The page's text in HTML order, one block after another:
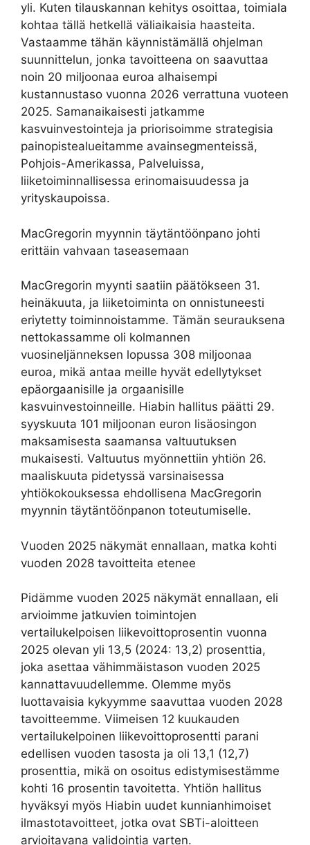
yli. Kuten tilauskannan kehitys osoittaa, toimiala
kohtaa tällä hetkellä väliaikaisia haasteita.
Vastaamme tähän käynnistämällä ohjelman
suunnittelun, jonka tavoitteena on saavuttaa
noin 20 miljoonaa euroa alhaisempi
kustannustaso vuonna 2026 verrattuna vuoteen
2025. Samanaikaisesti jatkamme
kasvuinvestointeja ja priorisoimme strategisia
painopistealueitamme avainsegmenteissä,
Pohjois-Amerikassa, Palveluissa,
liiketoiminnallisessa erinomaisuudessa ja
yrityskaupoissa.
MacGregorin myynnin täytäntöönpano johti
erittäin vahvaan taseasemaan
MacGregorin myynti saatiin päätökseen 31.
heinäkuuta, ja liiketoiminta on onnistuneesti
eriytetty toiminnoistamme. Tämän seurauksena
nettokassamme oli kolmannen
vuosineljänneksen lopussa 308 miljoonaa
euroa, mikä antaa meille hyvät edellytykset
epäorgaanisille ja orgaanisille
kasvuinvestoinneille. Hiabin hallitus päätti 29.
syyskuuta 101 miljoonan euron lisäosingon
maksamisesta saamansa valtuutuksen
mukaisesti. Valtuutus myönnettiin yhtiön 26.
maaliskuuta pidetyssä varsinaisessa
yhtiökokouksessa ehdollisena MacGregorin
myynnin täytäntöönpanon toteutumiselle.
Vuoden 2025 näkymät ennallaan, matka kohti
vuoden 2028 tavoitteita etenee
Pidämme vuoden 2025 näkymät ennallaan, eli
arvioimme jatkuvien toimintojen
vertailukelpoisen liikevoittoprosentin vuonna
2025 olevan yli 13,5 (2024: 13,2) prosenttia,
joka asettaa vähimmäistason vuoden 2025
kannattavuudellemme. Olemme myös
luottavaisia kykyymme saavuttaa vuoden 2028
tavoitteemme. Viimeisen 12 kuukauden
vertailukelpoinen liikevoittoprosentti parani
edellisen vuoden tasosta ja oli 13,1 (12,7)
prosenttia, mikä on osoitus edistymisestämme
kohti 16 prosentin tavoitetta. Yhtiön hallitus
hyväksyi myös Hiabin uudet kunnianhimoiset
ilmastotavoitteet, jotka ovat SBTi-aloitteen
arvioitavana validointia varten.